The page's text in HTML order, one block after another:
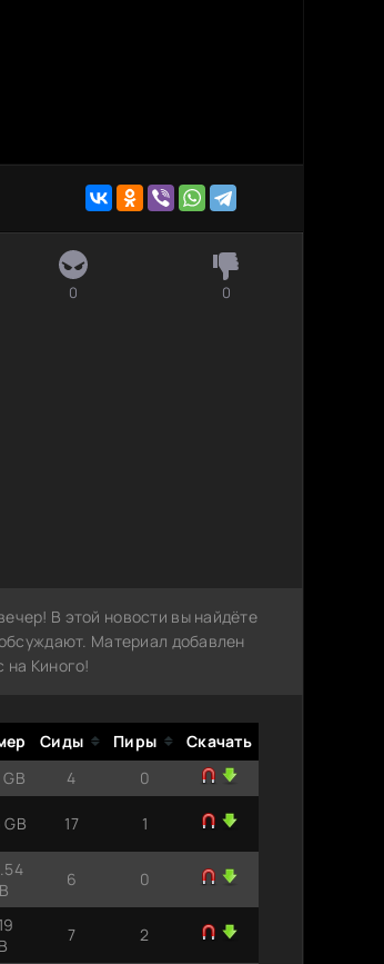
0 0
В этой новости вы найдёте
Материал добавлен
на Киного!
Сиды Пиры
Скачать
4
0
17 1
6 0
7 2